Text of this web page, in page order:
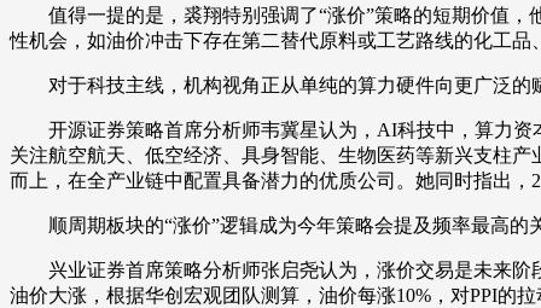
值得一提的是，裘翔特别强调了“涨价”策略的短期价值，
性机会，如油价冲击下存在第二替代原料或工艺路线的化工
对于科技主线，机构视角正从单纯的算力硬件向更广泛的
开源证券策略首席分析师韦冀星认为，AI科技中，算力资
关注航空航天、低空经济、具身智能、生物医药等新兴支柱
而上，在全产业链中配置具备潜力的优质公司。她同时指出
顺周期板块的“涨价”逻辑成为今年策略会提及频率最高的
兴业证券首席策略分析师张启尧认为，涨价交易是未来阶
油价大涨，根据华创宏观团队测算，油价每涨10%，对PPI的